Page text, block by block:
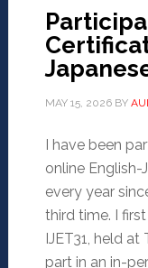
MAY 15, 2026BY
I have been
online
every year
third time. I
IJET31, held
part in an in-